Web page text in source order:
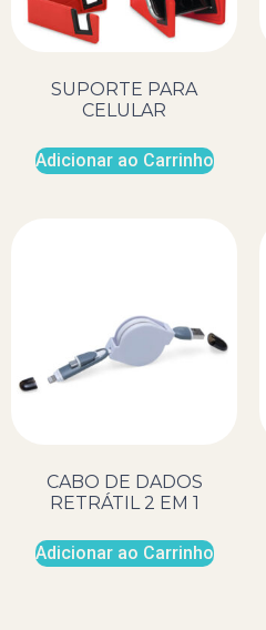
SUPORTE PARA
CELULAR
Adicionar ao Carrinho
CABO DE DADOS
RETRÁTIL 2 EM 1
Adicionar ao Carrinho